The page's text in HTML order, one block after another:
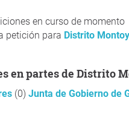
en curso de momento
petición para Distrito
en partes de Distrito
(0) Junta de Gobierno de